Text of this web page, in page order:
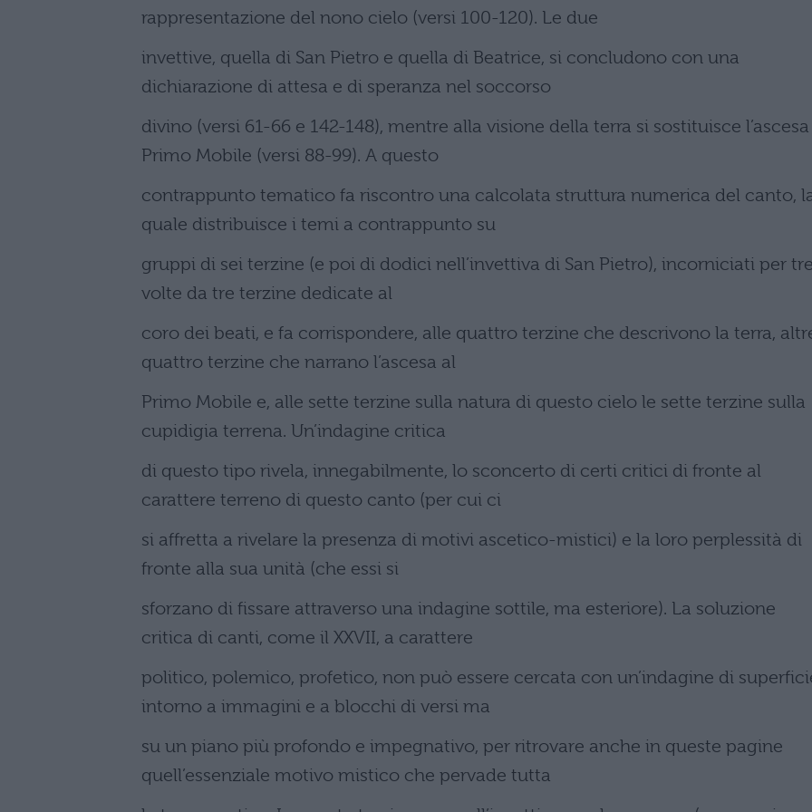
rappresentazione del nono cielo (versi 100-120). Le due
invettive, quella di San Pietro e quella di Beatrice, si concludono con una
dichiarazione di attesa e di speranza nel soccorso
divino (versi 61-66 e 142-148), mentre alla visione della terra si sostituisce
Primo Mobile (versi 88-99). A questo
contrappunto tematico fa riscontro una calcolata struttura numerica del canto,
quale distribuisce i temi a contrappunto su
gruppi di sei terzine (e poi di dodici nell’invettiva di San Pietro), incorniciati per
volte da tre terzine dedicate al
coro dei beati, e fa corrispondere, alle quattro terzine che descrivono la terra,
quattro terzine che narrano l’ascesa al
Primo Mobile e, alle sette terzine sulla natura di questo cielo le sette terzine sulla
cupidigia terrena. Un’indagine critica
di questo tipo rivela, innegabilmente, lo sconcerto di certi critici di fronte al
carattere terreno di questo canto (per cui ci
si affretta a rivelare la presenza di motivi ascetico-mistici) e la loro perplessità di
fronte alla sua unità (che essi si
sforzano di fissare attraverso una indagine sottile, ma esteriore). La soluzione
critica di canti, come il XXVII, a carattere
politico, polemico, profetico, non può essere cercata con un’indagine di
intorno a immagini e a blocchi di versi ma
su un piano più profondo e impegnativo, per ritrovare anche in queste pagine
quell’essenziale motivo mistico che pervade tutta